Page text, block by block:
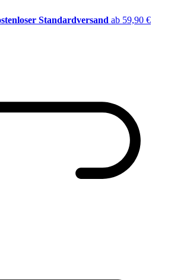
Standardversand ab 59,90 €